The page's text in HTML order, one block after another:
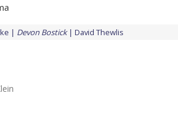
Devon Bostick David Thewlis